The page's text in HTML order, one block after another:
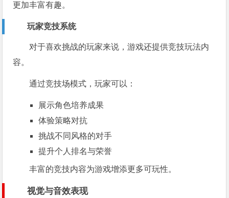
更加丰富有趣。
玩家竞技系统
对于喜欢挑战的玩家来说，游戏还提供竞技玩法内
容。
通过竞技场模式，玩家可以：
展示角色培养成果
体验策略对抗
挑战不同风格的对手
提升个人排名与荣誉
丰富的竞技内容为游戏增添更多可玩性。
视觉与音效表现